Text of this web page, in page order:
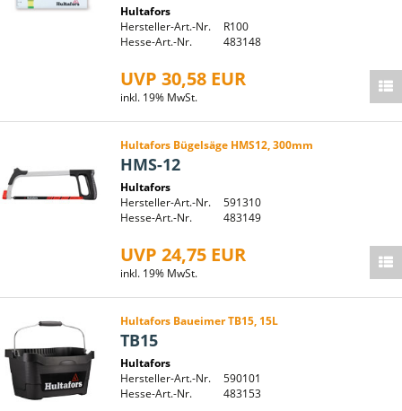
Hultafors
Hersteller-Art.-Nr.
R100
Hesse-Art.-Nr.
483148
UVP 30,58 EUR
inkl. 19% MwSt.
Hultafors Bügelsäge HMS12, 300mm
HMS-12
Hultafors
Hersteller-Art.-Nr.
591310
Hesse-Art.-Nr.
483149
UVP 24,75 EUR
inkl. 19% MwSt.
Hultafors Baueimer TB15, 15L
TB15
Hultafors
Hersteller-Art.-Nr.
590101
Hesse-Art.-Nr.
483153